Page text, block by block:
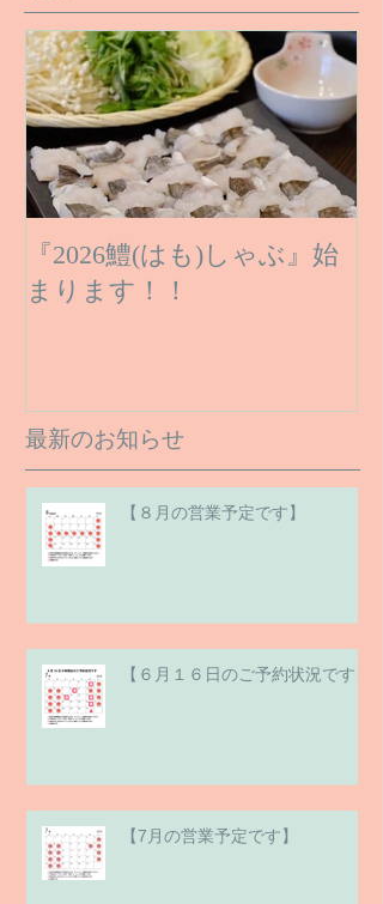
『2026鱧(はも)しゃぶ』始
まります！！
最新のお知らせ
【８月の営業予定です】
【６月１６日のご予約状況です】
【7月の営業予定です】